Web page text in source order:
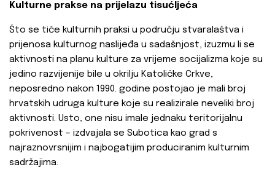
Kulturne prakse na prijelazu tisućljeća
Što se tiče kulturnih praksi u području stvaralaštva i
prijenosa kulturnog naslijeđa u sadašnjost, izuzmu li se
aktivnosti na planu kulture za vrijeme socijalizma koje su
jedino razvijenije bile u okrilju Katoličke Crkve,
neposredno nakon 1990. godine postojao je mali broj
hrvatskih udruga kulture koje su realizirale neveliki broj
aktivnosti. Usto, one nisu imale jednaku teritorijalnu
pokrivenost – izdvajala se Subotica kao grad s
najraznovrsnijim i najbogatijim produciranim kulturnim
sadržajima.